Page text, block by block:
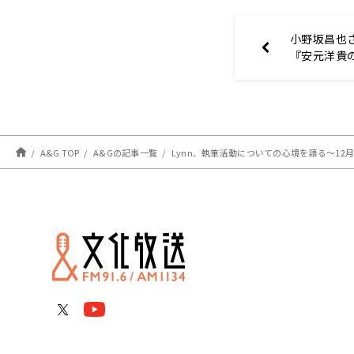
小野坂昌也
『安元洋
A&G TOP A&Gの記事一覧 Lynn、執筆活動についての心境を語る〜12